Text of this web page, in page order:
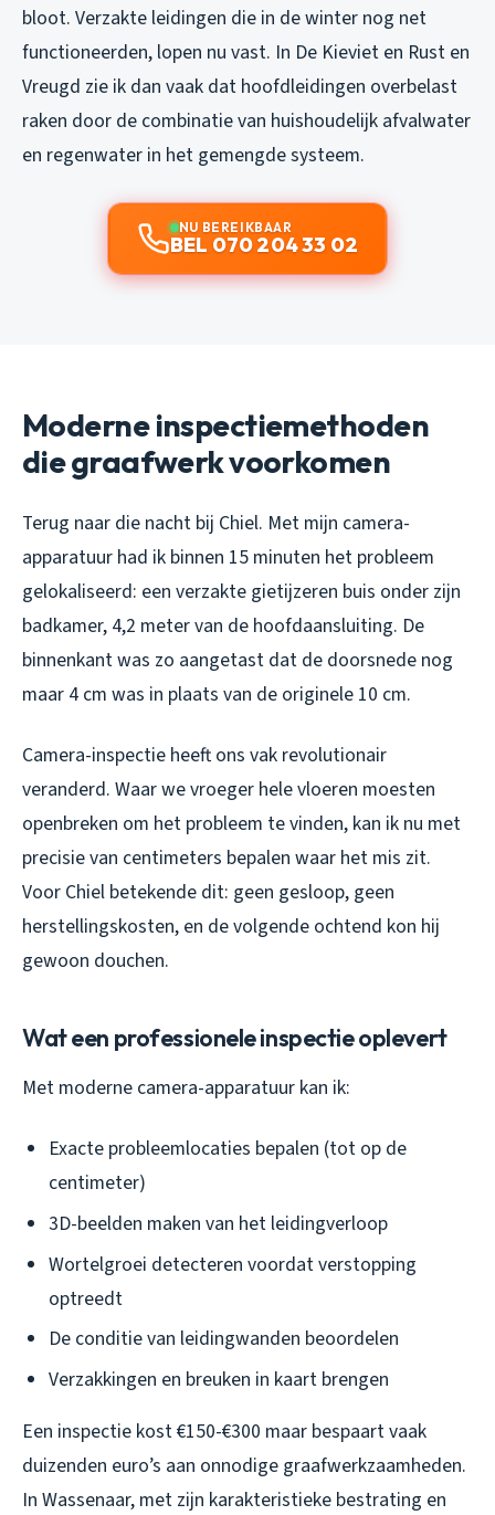
bloot. Verzakte leidingen die in de winter nog net
functioneerden, lopen nu vast. In De Kieviet en Rust en
Vreugd zie ik dan vaak dat hoofdleidingen overbelast
raken door de combinatie van huishoudelijk afvalwater
en regenwater in het gemengde systeem.
NU BEREIKBAAR
BEL 070 204 33 02
Moderne inspectiemethoden
die graafwerk voorkomen
Terug naar die nacht bij Chiel. Met mijn camera-
apparatuur had ik binnen 15 minuten het probleem
gelokaliseerd: een verzakte gietijzeren buis onder zijn
badkamer, 4,2 meter van de hoofdaansluiting. De
binnenkant was zo aangetast dat de doorsnede nog
maar 4 cm was in plaats van de originele 10 cm.
Camera-inspectie heeft ons vak revolutionair
veranderd. Waar we vroeger hele vloeren moesten
openbreken om het probleem te vinden, kan ik nu met
precisie van centimeters bepalen waar het mis zit.
Voor Chiel betekende dit: geen gesloop, geen
herstellingskosten, en de volgende ochtend kon hij
gewoon douchen.
Wat een professionele inspectie oplevert
Met moderne camera-apparatuur kan ik:
Exacte probleemlocaties bepalen (tot op de
centimeter)
3D-beelden maken van het leidingverloop
Wortelgroei detecteren voordat verstopping
optreedt
De conditie van leidingwanden beoordelen
Verzakkingen en breuken in kaart brengen
Een inspectie kost €150-€300 maar bespaart vaak
duizenden euro’s aan onnodige graafwerkzaamheden.
In Wassenaar, met zijn karakteristieke bestrating en